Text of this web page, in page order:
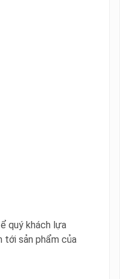
quý khách lựa
tới sản phẩm của